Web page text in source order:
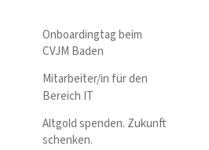
Onboardingtag beim
CVJM Baden
Mitarbeiter/in für den
Bereich IT
Altgold spenden. Zukunft
schenken.